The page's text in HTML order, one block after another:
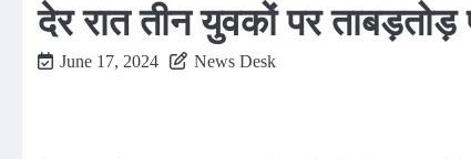
देर रात तीन युवकों पर
June 17, 2024 News Desk